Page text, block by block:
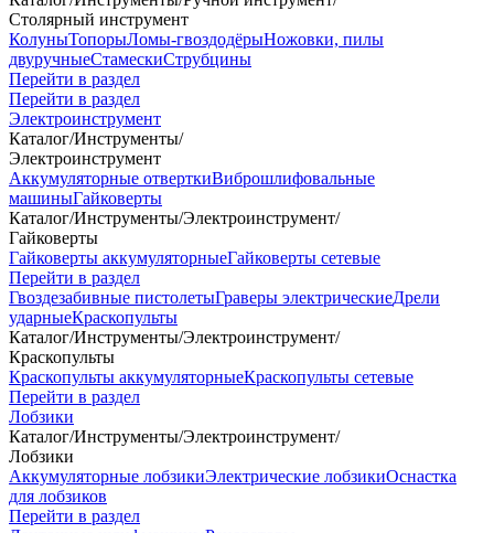
Столярный инструмент
КолуныТопорыЛомы-гвоздодёрыНожовки, пилы
двуручныеСтамескиСтрубцины
Перейти в раздел
Перейти в раздел
Электроинструмент
Каталог/Инструменты/
Электроинструмент
Аккумуляторные отверткиВиброшлифовальные
машиныГайковерты
Каталог/Инструменты/Электроинструмент/
Гайковерты
Гайковерты аккумуляторныеГайковерты сетевые
Перейти в раздел
Гвоздезабивные пистолетыГраверы электрическиеДрели
ударныеКраскопульты
Каталог/Инструменты/Электроинструмент/
Краскопульты
Краскопульты аккумуляторныеКраскопульты сетевые
Перейти в раздел
Лобзики
Каталог/Инструменты/Электроинструмент/
Лобзики
Аккумуляторные лобзикиЭлектрические лобзикиОснастка
для лобзиков
Перейти в раздел